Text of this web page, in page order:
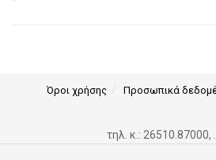
Όροι χρήσης Προσωπικά
τηλ. κ.: 26510.87000,